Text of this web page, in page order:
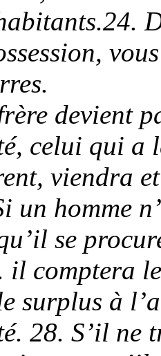
devient
celui qui a
viendra
un homme
se
comptera
surplus à
28. S’il ne